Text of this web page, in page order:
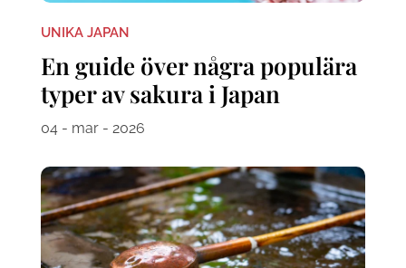
UNIKA JAPAN
En guide över några populära
typer av sakura i Japan
04 - mar - 2026